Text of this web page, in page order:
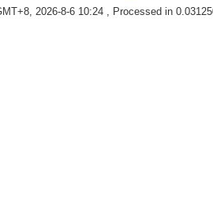
2026-8-6 10:24 , Processed in